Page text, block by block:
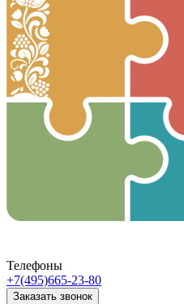
Телефоны
+7(495)665-23-80
Заказать звонок